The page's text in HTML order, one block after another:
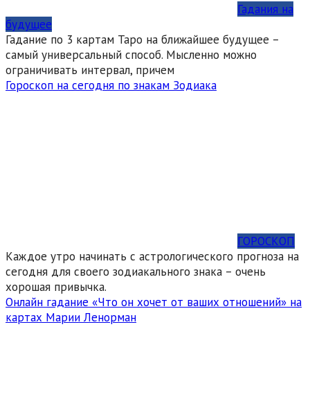
Гадания на
будущее
Гадание по 3 картам Таро на ближайшее будущее –
самый универсальный способ. Мысленно можно
ограничивать интервал, причем
Гороскоп на сегодня по знакам Зодиака
ГОРОСКОП
Каждое утро начинать с астрологического прогноза на
сегодня для своего зодиакального знака – очень
хорошая привычка.
Онлайн гадание «Что он хочет от ваших отношений» на
картах Марии Ленорман